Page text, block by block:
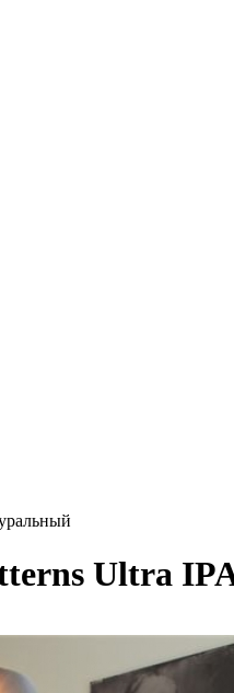
Ultra